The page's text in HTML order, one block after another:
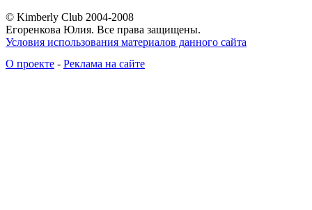
© Kimberly Club 2004-2008
Егоренкова Юлия. Все права защищены.
Условия использования материалов данного сайта
О проекте - Реклама на сайте